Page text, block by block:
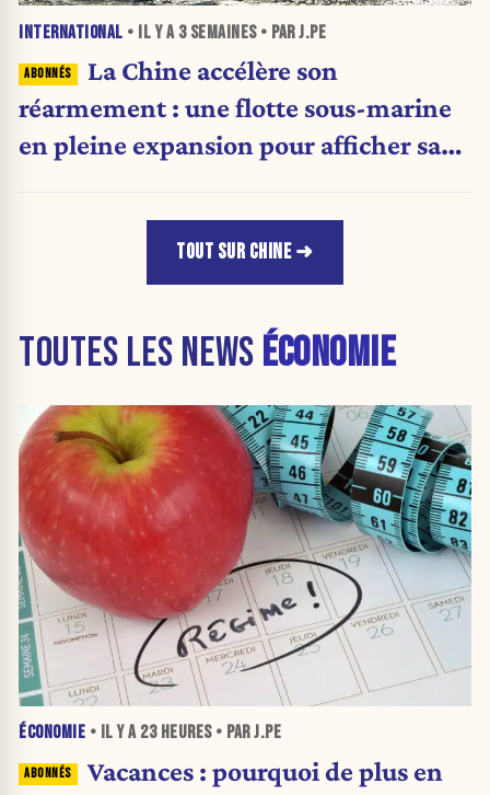
INTERNATIONAL • IL Y A 3 SEMAINES• PAR J.PE
La Chine accélère son
réarmement : une flotte sous-marine
en pleine expansion pour afficher sa
TOUT SUR CHINE
TOUTES LES NEWS ÉCONOMIE
ÉCONOMIE • IL Y A 23 HEURES• PAR J.PE
Vacances : pourquoi de plus en